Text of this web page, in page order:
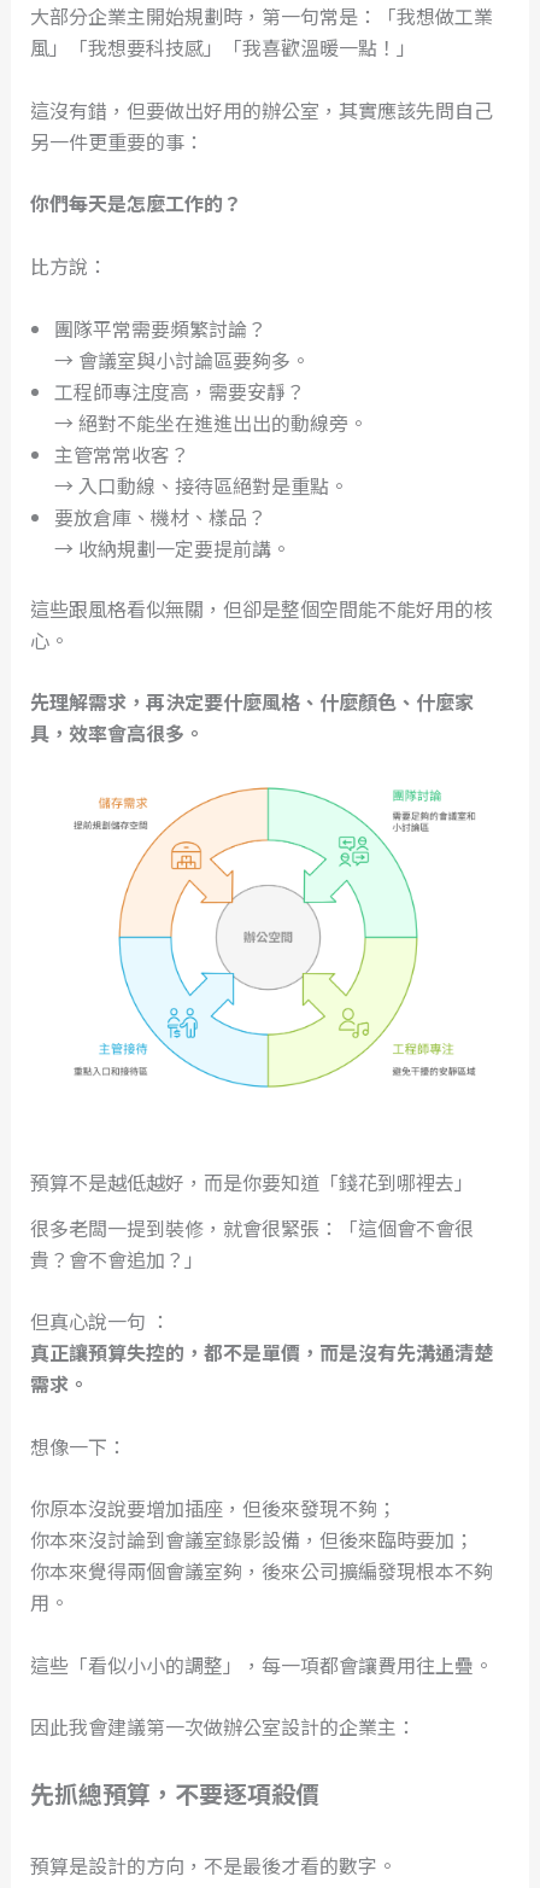
大部分企業主開始規劃時，第一句常是：「我想做工業
風」「我想要科技感」「我喜歡溫暖一點！」
這沒有錯，但要做出好用的辦公室，其實應該先問自己
另一件更重要的事：
你們每天是怎麼工作的？
比方說：
團隊平常需要頻繁討論？
→ 會議室與小討論區要夠多。
工程師專注度高，需要安靜？
→ 絕對不能坐在進進出出的動線旁。
主管常常收客？
→ 入口動線、接待區絕對是重點。
要放倉庫、機材、樣品？
→ 收納規劃一定要提前講。
這些跟風格看似無關，但卻是整個空間能不能好用的核
心。
先理解需求，再決定要什麼風格、什麼顏色、什麼家
具，效率會高很多。
預算不是越低越好，而是你要知道「錢花到哪裡去」
很多老闆一提到裝修，就會很緊張：「這個會不會很
貴？會不會追加？」
但真心說一句 ：
真正讓預算失控的，都不是單價，而是沒有先溝通清楚
需求。
想像一下：
你原本沒說要增加插座，但後來發現不夠；
你本來沒討論到會議室錄影設備，但後來臨時要加；
你本來覺得兩個會議室夠，後來公司擴編發現根本不夠
用。
這些「看似小小的調整」，每一項都會讓費用往上疊。
因此我會建議第一次做辦公室設計的企業主：
先抓總預算，不要逐項殺價
預算是設計的方向，不是最後才看的數字。